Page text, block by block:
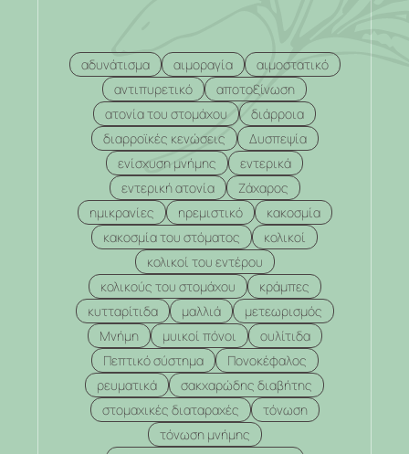
αδυνάτισμα αιμοραγία
αιμοστατικό
αντιπυρετικό
αποτοξίνωση
ατονία του στομάχου
διάρροια
διαρροϊκές κενώσεις
Δυσπεψία
ενίσχυση μνήμης
εντερικά
εντερική ατονία
Ζάχαρος
ημικρανίες
ηρεμιστικό
κακοσμία
κακοσμία του στόματος
κολικοί
κολικοί του εντέρου
κολικούς του στομάχου
κράμπες
κυτταρίτιδα
μαλλιά
μετεωρισμός
Μνήμη
μυικοί πόνοι
ουλίτιδα
Πεπτικό σύστημα
Πονοκέφαλος
ρευματικά
σακχαρώδης διαβήτης
στομαχικές διαταραχές
τόνωση
τόνωση μνήμης